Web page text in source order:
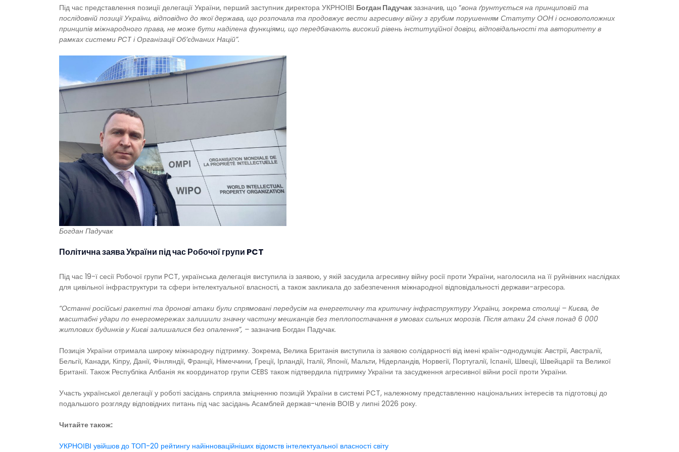
Під час представлення позиції делегації України, перший заступник директора УКРНОІВІ Богдан Падучак зазначив, що “вона ґрунтується на принциповій та
послідовній позиції України, відповідно до якої держава, що розпочала та продовжує вести агресивну війну з грубим порушенням Статуту ООН і основоположних
принципів міжнародного права, не може бути наділена функціями, що передбачають високий рівень інституційної довіри, відповідальності та авторитету в
рамках системи PCT і Організації Об’єднаних Націй”.
Богдан Падучак
Політична заява України під час Робочої групи PCT
Під час 19-ї сесії Робочої групи PCT, українська делегація виступила із заявою, у якій засудила агресивну війну росії проти України, наголосила на її руйнівних наслідках
для цивільної інфраструктури та сфери інтелектуальної власності, а також закликала до забезпечення міжнародної відповідальності держави-агресора.
“Останні російські ракетні та дронові атаки були спрямовані передусім на енергетичну та критичну інфраструктуру України, зокрема столиці – Києва, де
масштабні удари по енергомережах залишили значну частину мешканців без теплопостачання в умовах сильних морозів. Після атаки 24 січня понад 6 000
житлових будинків у Києві залишалися без опалення”, – зазначив Богдан Падучак.
Позиція України отримала широку міжнародну підтримку. Зокрема, Велика Британія виступила із заявою солідарності від імені країн-однодумців: Австрії, Австралії,
Бельгії, Канади, Кіпру, Данії, Фінляндії, Франції, Німеччини, Греції, Ірландії, Італії, Японії, Мальти, Нідерландів, Норвегії, Португалії, Іспанії, Швеції, Швейцарії та Великої
Британії. Також Республіка Албанія як координатор групи CEBS також підтвердила підтримку України та засудження агресивної війни росії проти України.
Участь української делегації у роботі засідань сприяла зміцненню позицій України в системі PCT, належному представленню національних інтересів та підготовці до
подальшого розгляду відповідних питань під час засідань Асамблей держав-членів ВОІВ у липні 2026 року.
Читайте також:
УКРНОІВІ увійшов до ТОП-20 рейтингу найінноваційніших відомств інтелектуальної власності світу